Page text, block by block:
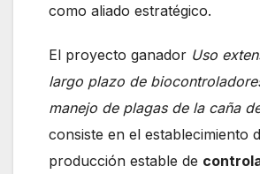
como aliado estratégico.
El proyecto ganador Uso
largo plazo de
manejo de plagas de la caña
consiste en el establecimiento
producción estable de